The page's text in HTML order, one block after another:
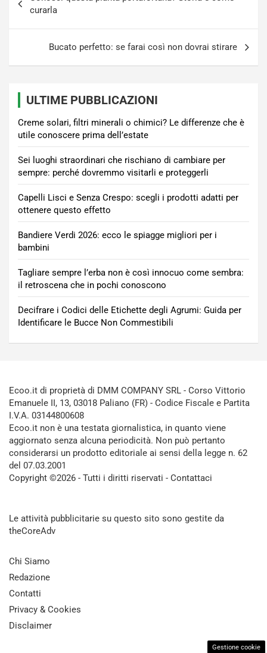
articoli
curarla
Bucato perfetto: se farai così non dovrai stirare
ULTIME PUBBLICAZIONI
Creme solari, filtri minerali o chimici? Le differenze che è
utile conoscere prima dell’estate
Sei luoghi straordinari che rischiano di cambiare per
sempre: perché dovremmo visitarli e proteggerli
Capelli Lisci e Senza Crespo: scegli i prodotti adatti per
ottenere questo effetto
Bandiere Verdi 2026: ecco le spiagge migliori per i
bambini
Tagliare sempre l’erba non è così innocuo come sembra:
il retroscena che in pochi conoscono
Decifrare i Codici delle Etichette degli Agrumi: Guida per
Identificare le Bucce Non Commestibili
Ecoo.it di proprietà di DMM COMPANY SRL - Corso Vittorio
Emanuele II, 13, 03018 Paliano (FR) - Codice Fiscale e Partita
I.V.A. 03144800608
Ecoo.it non è una testata giornalistica, in quanto viene
aggiornato senza alcuna periodicità. Non può pertanto
considerarsi un prodotto editoriale ai sensi della legge n. 62
del 07.03.2001
Copyright ©2026 - Tutti i diritti riservati - Contattaci
Le attività pubblicitarie su questo sito sono gestite da
theCoreAdv
Chi Siamo
Redazione
Contatti
Privacy & Cookies
Disclaimer
Gestione cookie